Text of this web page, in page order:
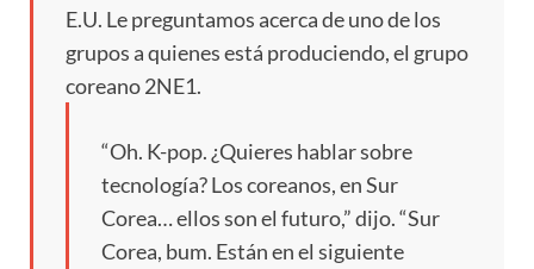
E.U. Le preguntamos acerca de uno de los
grupos a quienes está produciendo, el grupo
coreano 2NE1.
“Oh. K-pop. ¿Quieres hablar sobre
tecnología? Los coreanos, en Sur
Corea… ellos son el futuro,” dijo. “Sur
Corea, bum. Están en el siguiente